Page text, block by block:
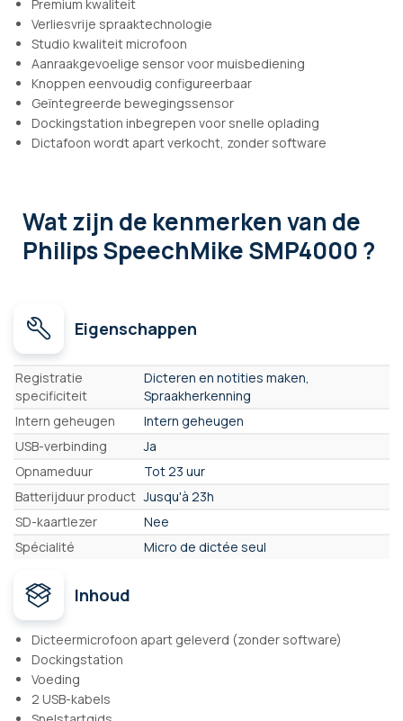
Premium kwaliteit
Verliesvrije spraaktechnologie
Studio kwaliteit microfoon
Aanraakgevoelige sensor voor muisbediening
Knoppen eenvoudig configureerbaar
Geïntegreerde bewegingssensor
Dockingstation inbegrepen voor snelle oplading
Dictafoon wordt apart verkocht, zonder software
Wat zijn de kenmerkenvan de
Philips SpeechMike SMP4000 ?
Eigenschappen
Eigenschappen
Registratie
specificiteit
Dicteren en notities maken,
Spraakherkenning
Intern geheugen
Intern geheugen
USB-verbinding
Ja
Opnameduur
Tot 23 uur
Batterijduur product Jusqu'à 23h
SD-kaartlezer
Nee
Spécialité
Micro de dictée seul
Inhoud
Dicteermicrofoon apart geleverd (zonder software)
Dockingstation
Voeding
2 USB-kabels